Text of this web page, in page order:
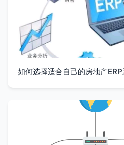
如何选择适合自己的房地产